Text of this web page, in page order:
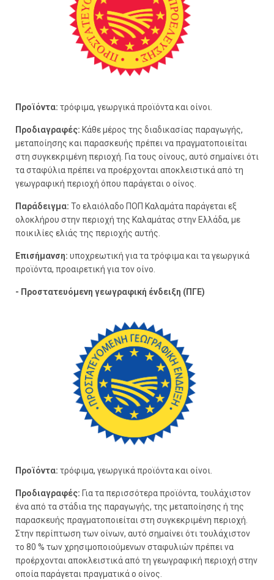
Προϊόντα: τρόφιμα, γεωργικά προϊόντα και οίνοι.
Προδιαγραφές: Κάθε μέρος της διαδικασίας παραγωγής,
μεταποίησης και παρασκευής πρέπει να πραγματοποιείται
στη συγκεκριμένη περιοχή. Για τους οίνους, αυτό σημαίνει ότι
τα σταφύλια πρέπει να προέρχονται αποκλειστικά από τη
γεωγραφική περιοχή όπου παράγεται ο οίνος.
Παράδειγμα: Το ελαιόλαδο ΠΟΠ Καλαμάτα παράγεται εξ
ολοκλήρου στην περιοχή της Καλαμάτας στην Ελλάδα, με
ποικιλίες ελιάς της περιοχής αυτής.
Επισήμανση: υποχρεωτική για τα τρόφιμα και τα γεωργικά
προϊόντα, προαιρετική για τον οίνο.
- Προστατευόμενη γεωγραφική ένδειξη (ΠΓΕ)
Προϊόντα: τρόφιμα, γεωργικά προϊόντα και οίνοι.
Προδιαγραφές: Για τα περισσότερα προϊόντα, τουλάχιστον
ένα από τα στάδια της παραγωγής, της μεταποίησης ή της
παρασκευής πραγματοποιείται στη συγκεκριμένη περιοχή.
Στην περίπτωση των οίνων, αυτό σημαίνει ότι τουλάχιστον
το 80 % των χρησιμοποιούμενων σταφυλιών πρέπει να
προέρχονται αποκλειστικά από τη γεωγραφική περιοχή στην
οποία παράγεται πραγματικά ο οίνος.